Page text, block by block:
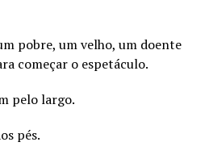
pobre, um velho, um doente
começar o espetáculo.
pelo largo.
pés.